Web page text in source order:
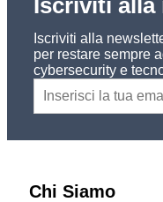
Iscriviti alla
Iscriviti alla
per restare sempre
cybersecurity e
Chi Siamo